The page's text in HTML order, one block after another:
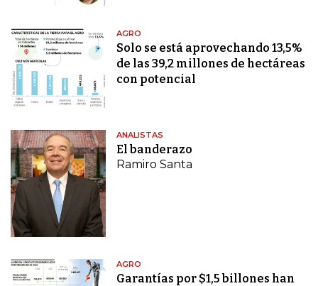
AGRO
Solo se está aprovechando 13,5%
de las 39,2 millones de hectáreas
con potencial
ANALISTAS
El banderazo
Ramiro Santa
AGRO
Garantías por $1,5 billones han